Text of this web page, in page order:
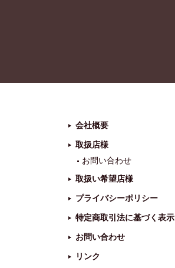
会社概要
取扱店様
お問い合わせ
取扱い希望店様
プライバシーポリシー
特定商取引法に基づく表示
お問い合わせ
リンク